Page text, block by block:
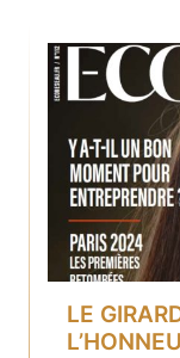
LE